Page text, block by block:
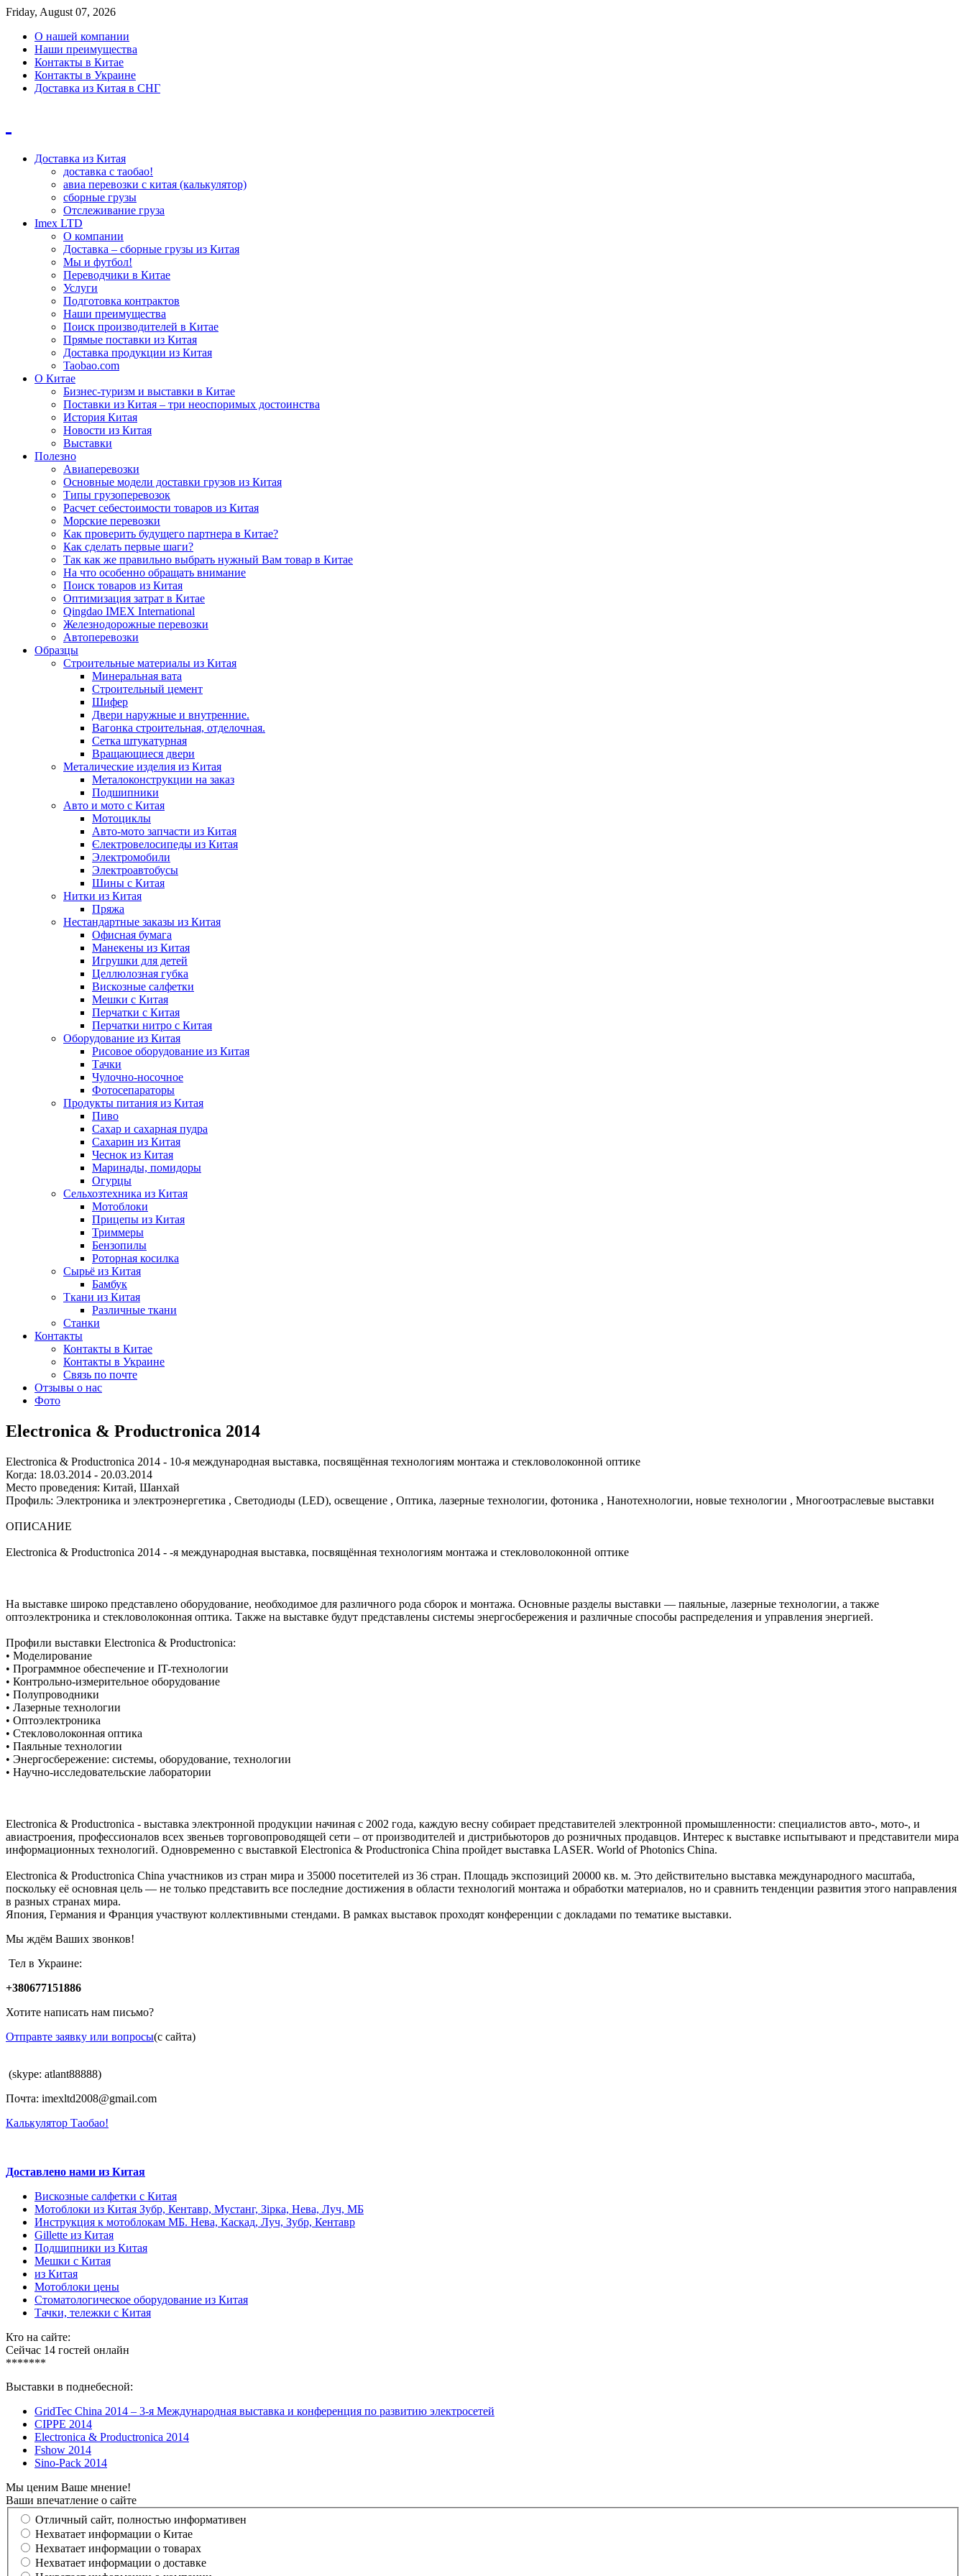
Friday, August 07, 2026
О нашей компании
Наши преимущества
Контакты в Китае
Контакты в Украине
Доставка из Китая в СНГ
Доставка из Китая
доставка с таобао!
авиа перевозки с китая (калькулятор)
сборные грузы
Отслеживание груза
Imex LTD
О компании
Доставка – сборные грузы из Китая
Мы и футбол!
Переводчики в Китае
Услуги
Подготовка контрактов
Наши преимущества
Поиск производителей в Китае
Прямые поставки из Китая
Доставка продукции из Китая
Taobao.com
О Китае
Бизнес-туризм и выставки в Китае
Поставки из Китая – три неоспоримых достоинства
История Китая
Новости из Китая
Выставки
Полезно
Авиаперевозки
Основные модели доставки грузов из Китая
Типы грузоперевозок
Расчет себестоимости товаров из Китая
Морские перевозки
Как проверить будущего партнера в Китае?
Как сделать первые шаги?
Так как же правильно выбрать нужный Вам товар в Китае
На что особенно обращать внимание
Поиск товаров из Китая
Оптимизация затрат в Китае
Qingdao IMEX International
Железнодорожные перевозки
Автоперевозки
Образцы
Строительные материалы из Китая
Минеральная вата
Строительный цемент
Шифер
Двери наружные и внутренние.
Вагонка строительная, отделочная.
Сетка штукатурная
Вращающиеся двери
Металические изделия из Китая
Металоконструкции на заказ
Подшипники
Авто и мото с Китая
Мотоциклы
Авто-мото запчасти из Китая
Єлектровелосипеды из Китая
Электромобили
Электроавтобусы
Шины с Китая
Нитки из Китая
Пряжа
Нестандартные заказы из Китая
Офисная бумага
Манекены из Китая
Игрушки для детей
Целлюлозная губка
Вискозные салфетки
Мешки с Китая
Перчатки с Китая
Перчатки нитро с Китая
Оборудование из Китая
Рисовое оборудование из Китая
Тачки
Чулочно-носочное
Фотосепараторы
Продукты питания из Китая
Пиво
Сахар и сахарная пудра
Сахарин из Китая
Чеснок из Китая
Маринады, помидоры
Огурцы
Сельхозтехника из Китая
Мотоблоки
Прицепы из Китая
Триммеры
Бензопилы
Роторная косилка
Сырьё из Китая
Бамбук
Ткани из Китая
Различные ткани
Станки
Контакты
Контакты в Китае
Контакты в Украине
Связь по почте
Отзывы о нас
Фото
Electronica & Productronica 2014
Electronica & Productronica 2014 - 10-я международная выставка, посвящённая технологиям монтажа и стекловолоконной оптике
Когда: 18.03.2014 - 20.03.2014
Место проведения: Китай, Шанхай
Профиль: Электроника и электроэнергетика , Светодиоды (LED), освещение , Оптика, лазерные технологии, фотоника , Нанотехнологии, новые технологии , Многоотраслевые выставки
ОПИСАНИЕ
Electronica & Productronica 2014 - -я международная выставка, посвящённая технологиям монтажа и стекловолоконной оптике
На выставке широко представлено оборудование, необходимое для различного рода сборок и монтажа. Основные разделы выставки — паяльные, лазерные технологии, а также
оптоэлектроника и стекловолоконная оптика. Также на выставке будут представлены системы энергосбережения и различные способы распределения и управления энергией.
Профили выставки Electronica & Productronica:
• Моделирование
• Программное обеспечение и IT-технологии
• Контрольно-измерительное оборудование
• Полупроводники
• Лазерные технологии
• Оптоэлектроника
• Стекловолоконная оптика
• Паяльные технологии
• Энергосбережение: системы, оборудование, технологии
• Научно-исследовательские лаборатории
Electronica & Productronica - выставка электронной продукции начиная с 2002 года, каждую весну собирает представителей электронной промышленности: специалистов авто-, мото-, и
авиастроения, профессионалов всех звеньев торговопроводящей сети – от производителей и дистрибьюторов до розничных продавцов. Интерес к выставке испытывают и представители мира
информационных технологий. Одновременно с выставкой Electronica & Productronica China пройдет выставка LASER. World of Photonics China.
Electronica & Productronica China участников из стран мира и 35000 посетителей из 36 стран. Площадь экспозиций 20000 кв. м. Это действительно выставка международного масштаба,
поскольку её основная цель — не только представить все последние достижения в области технологий монтажа и обработки материалов, но и сравнить тенденции развития этого направления
в разных странах мира.
Япония, Германия и Франция участвуют коллективными стендами. В рамках выставок проходят конференции с докладами по тематике выставки.
Мы ждём Ваших звонков!
Тел в Украине:
+380677151886
Хотите написать нам письмо?
Отправте заявку или вопросы(с сайта)
(skype: atlant88888)
Почта: imexltd2008@gmail.com
Калькулятор Таобао!
Доставлено нами из Китая
Вискозные салфетки с Китая
Мотоблоки из Китая Зубр, Кентавр, Мустанг, Зiрка, Нева, Луч, МБ
Инструкция к мотоблокам МБ. Нева, Каскад, Луч, Зубр, Кентавр
Gillette из Китая
Подшипники из Китая
Мешки с Китая
из Китая
Мотоблоки цены
Стоматологическое оборудование из Китая
Тачки, тележки с Китая
Кто на сайте:
Сейчас 14 гостей онлайн
*******
Выставки в поднебесной:
GridTec China 2014 – 3-я Международная выставка и конференция по развитию электросетей
CIPPE 2014
Electronica & Productronica 2014
Fshow 2014
Sino-Pack 2014
Мы ценим Ваше мнение!
Ваши впечатление о сайте
Отличный сайт, полностью информативен
Нехватает информации о Китае
Нехватает информации о товарах
Нехватает информации о доставке